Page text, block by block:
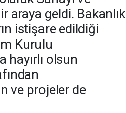
araya geldi. Bakanlık
istişare edildiği
Kurulu
hayırlı olsun
ve projeler de